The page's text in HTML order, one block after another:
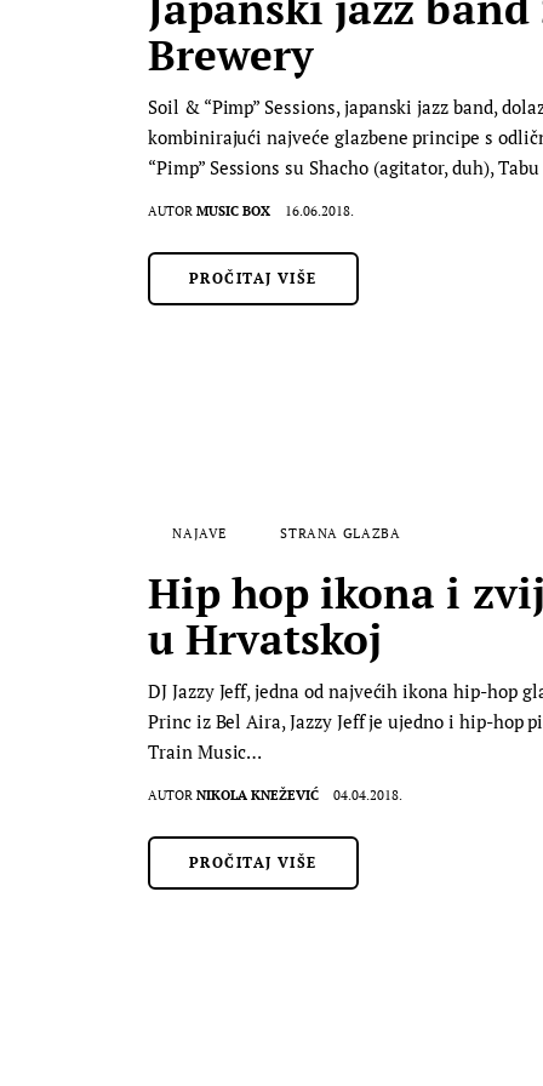
Brewery
Soil & “Pimp” Sessions, japanski jazz band,
kombinirajući najveće glazbene principe s
“Pimp” Sessions su Shacho (agitator, duh),
AUTOR MUSIC BOX 16.06.2018.
PROČITAJ VIŠE
NAJAVE STRANA GLAZBA
Hip hop ikona i
u Hrvatskoj
DJ Jazzy Jeff, jedna od najvećih ikona hip-hop
Princ iz Bel Aira, Jazzy Jeff je ujedno i hip-
Train Music…
AUTOR NIKOLA KNEŽEVIĆ 04.04.2018.
PROČITAJ VIŠE